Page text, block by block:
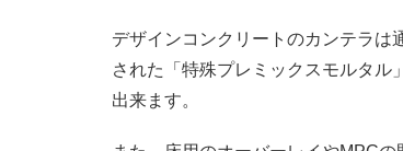
デザインコンクリートのカンテラは
された「特殊プレミックスモルタ
出来ます。